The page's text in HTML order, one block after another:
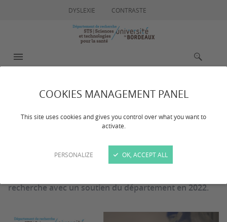
COOKIES MANAGEMENT PANEL
This site uses cookies and gives you control over what you want to
activate.
PERSONALIZE OK, ACCEPT ALL
DYSLEXIE CONTRASTE
MENU RECHERCHE
Lauréats 2022
le 03/03/2025
recherche avec un soutien du département en 2022.